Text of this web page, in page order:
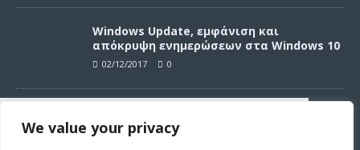
Συνεχίζοντας σε αυτό τον ιστότοπο
We value your privacy
Windows Update, εμφάνιση και
απόκρυψη ενημερώσεων στα Windows 10
02/12/2017 0
ενημερώσεων στα Windows 10